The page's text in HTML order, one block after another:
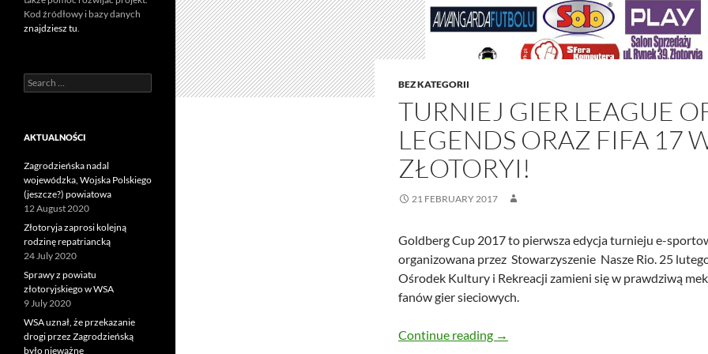
BEZ KATEGORII
TURNIEJ GIER LEAGUE
LEGENDS ORAZ FIFA 17
ZŁOTORYI!
21 FEBRUARY 2017
Goldberg Cup 2017 to pierwsza edycja turnieju e-
organizowana przez Stowarzyszenie Nasze Rio. 25
Ośrodek Kultury i Rekreacji zamieni się w prawdziwą
fanów gier sieciowych.
Continue reading Turniej gier League of Legends oraz
→
Kod źródłowy i bazy danych
znajdziesz tu.
Search
for:
AKTUALNOŚCI
Zagrodzieńska nadal
wojewódzka, Wojska Polskiego
(jeszcze?) powiatowa
12 August 2020
Złotoryja zaprosi kolejną
rodzinę repatriancką
24 July 2020
Sprawy z powiatu
złotoryjskiego w WSA
9 July 2020
WSA uznał, że przekazanie
drogi przez Zagrodzieńską
było nieważne